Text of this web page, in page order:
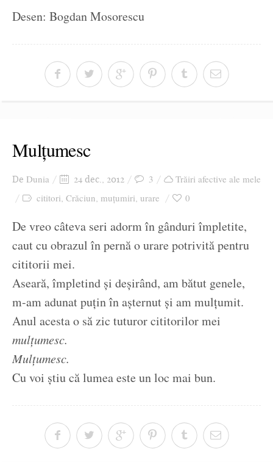
Desen: Bogdan Mosorescu
Mulțumesc
De Dunia 24 dec., 2012 3
Trăiri afective ale mele
cititori Crăciun muțumiri urare 0
De vreo câteva seri adorm în gânduri împletite,
caut cu obrazul în pernă o urare potrivită pentru
cititorii mei.
Aseară, împletind și deșirând, am bătut genele,
m-am adunat puțin în așternut și am mulțumit.
Anul acesta o să zic tuturor cititorilor mei
mulțumesc.
Mulțumesc.
Cu voi știu că lumea este un loc mai bun.